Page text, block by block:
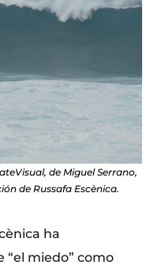
de Miguel Serrano,
de Russafa Escènica.
ha
“el miedo” como